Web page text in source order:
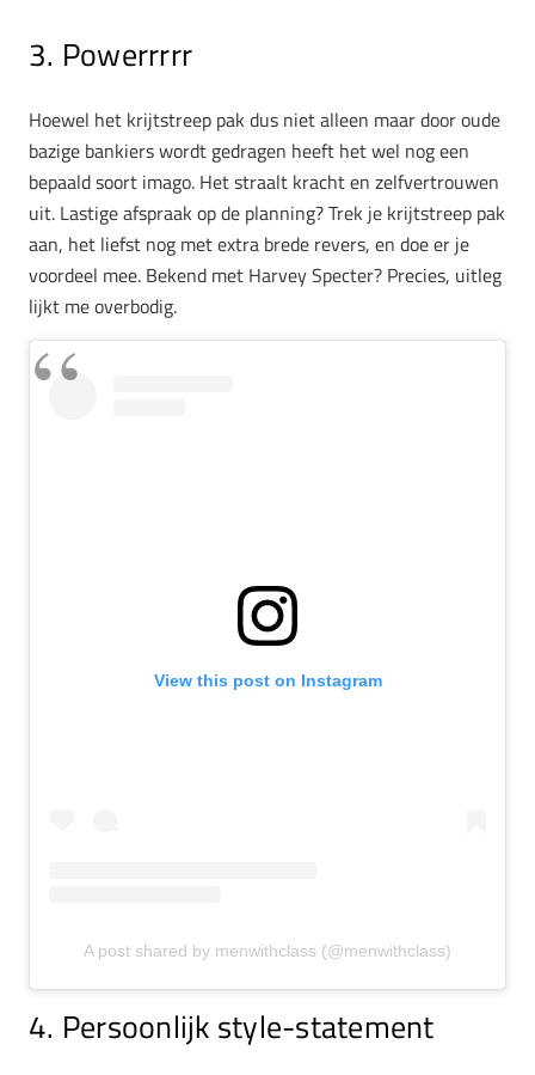
3. Powerrrrr
Hoewel het krijtstreep pak dus niet alleen maar door oude
bazige bankiers wordt gedragen heeft het wel nog een
bepaald soort imago. Het straalt kracht en zelfvertrouwen
uit. Lastige afspraak op de planning? Trek je krijtstreep pak
aan, het liefst nog met extra brede revers, en doe er je
voordeel mee. Bekend met Harvey Specter? Precies, uitleg
lijkt me overbodig.
View this post on Instagram
A post shared by menwithclass (@menwithclass)
4. Persoonlijk style-statement